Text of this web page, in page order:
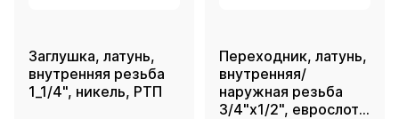
Заглушка, латунь,
внутренняя резьба
1_1/4", никель, РТП
Переходник, латунь,
внутренняя/
наружная резьба
3/4"х1/2", еврослот,